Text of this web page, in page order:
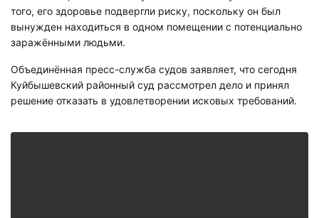
того, его здоровье подвергли риску, поскольку он был
вынужден находиться в одном помещении с потенциально
заражёнными людьми.
Объединённая пресс-служба судов заявляет, что сегодня
Куйбышевский районный суд рассмотрел дело и принял
решение отказать в удовлетворении исковых требований.